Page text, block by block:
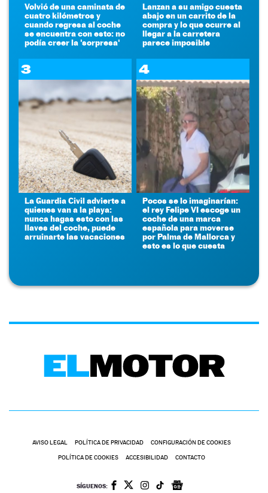
Volvió de una caminata de
cuatro kilómetros y
cuando regresa al coche
se encuentra con esto: no
podía creer la 'sorpresa'
Lanzan a su amigo cuesta
abajo en un carrito de la
compra y lo que ocurre al
llegar a la carretera
parece imposible
3
La Guardia Civil advierte a
quienes van a la playa:
nunca hagas esto con las
llaves del coche, puede
arruinarte las vacaciones
4
Pocos se lo imaginarían:
el rey Felipe VI escoge un
coche de una marca
española para moverse
por Palma de Mallorca y
esto es lo que cuesta
AVISO LEGAL POLÍTICA DE PRIVACIDAD CONFIGURACIÓN DE COOKIES
POLÍTICA DE COOKIES ACCESIBILIDAD CONTACTO
SÍGUENOS: